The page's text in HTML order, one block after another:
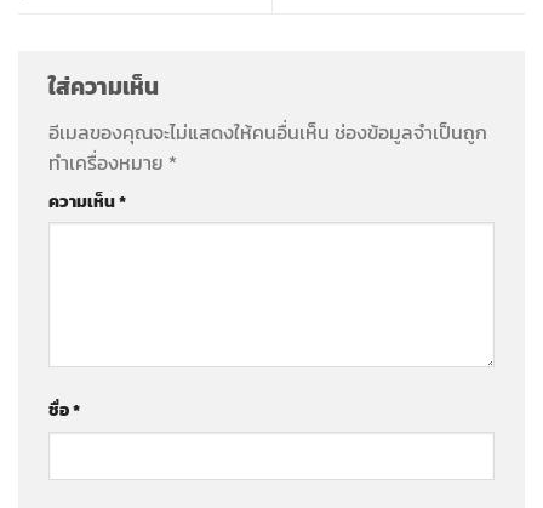
ใส่ความเห็น
อีเมลของคุณจะไม่แสดงให้คนอื่นเห็น ช่องข้อมูลจำเป็นถูก
ทำเครื่องหมาย *
ความเห็น*
ชื่อ*